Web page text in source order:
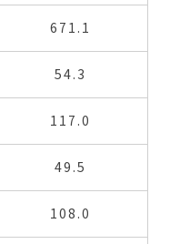
671.1
54.3
117.0
49.5
108.0